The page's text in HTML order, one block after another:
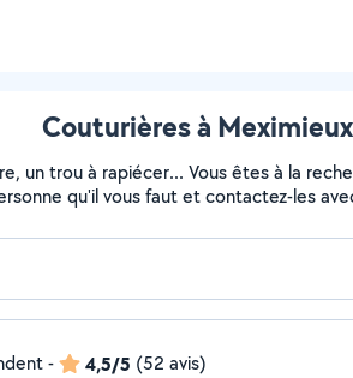
Couturières à
un trou à rapiécer... Vous êtes à la
qu'il vous faut et contactez-les
- 4,5/5 (52 avis)